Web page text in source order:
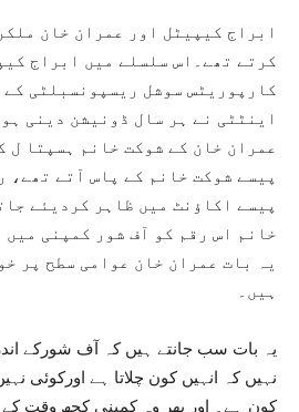
ابراج کیپیٹل اور عمران خان
کرتے تھے۔اس سلسلے میں ابراج
کارپوریٹس سوشل ریسپونسبلٹی
اینٹٹی نے ہر سال ڈونیشن دینی
عمران خان کے شوکت خانم ہسپتا ل
پیسے شوکت خانم کے پاس آتے تھے،
پیسے اکاؤنٹ میں ظاہر کردیئے
خانم اس رقم کو آف شور کمپنی میں
یہ بات عمران خان عوامی سطح پر
ہیں۔
یہ بات سب جانتے ہیں کہ آف شورکے
نہیں کہ انہیں کون چلاتا ہے اورکوئی
کون ہے۔ اور پھر وہ کمپنی کچھ وقت کے